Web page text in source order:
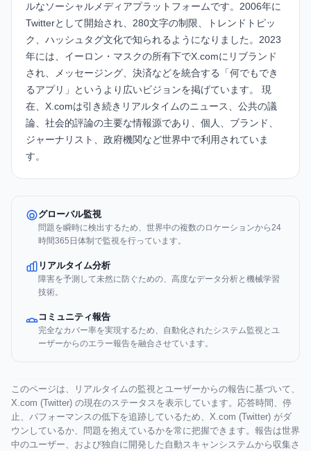
ルなソーシャルメディアプラットフォームです。2006年に
Twitterとして開始され、280文字の制限、トレンドトピッ
ク、ハッシュタグ文化で知られるようになりました。2023
年には、イーロン・マスクの所有下でX.comにリブランド
され、メッセージング、決済などを統合する「何でもでき
るアプリ」というより広いビジョンを掲げています。 現
在、X.comは引き続きリアルタイムのニュース、公共の議
論、社会的評論の主要な情報源であり、個人、ブランド、
ジャーナリスト、政府機関など世界中で利用されていま
す。
グローバル監視
問題を瞬時に検出するため、世界中の複数のロケーションから24
時間365日体制で監視を行っています。
リアルタイム分析
障害を予測して未然に防ぐための、高度なデータ分析と機械学習
技術。
コミュニティ報告
完全なカバー率を実現するため、自動化されたシステム監視とユ
ーザーからのエラー報告を融合させています。
このページは、リアルタイムの監視とユーザーからの報告に基づいて、
X.com (Twitter) の現在のステータスを表示しています。応答時間、停
止、パフォーマンスの低下を追跡しているため、X.com (Twitter) がダ
ウンしているか、問題を抱えているかを常に把握できます。報告は世界
中のユーザー、および独自に開発した自動スキャンシステムから収集さ